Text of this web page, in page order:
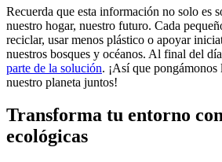
Recuerda que esta información no solo es
nuestro hogar, nuestro futuro. Cada
reciclar, usar menos plástico o apoyar
nuestros bosques y océanos. Al final del
parte de la solución. ¡Así que
nuestro planeta juntos!
Transforma tu entorno
ecológicas